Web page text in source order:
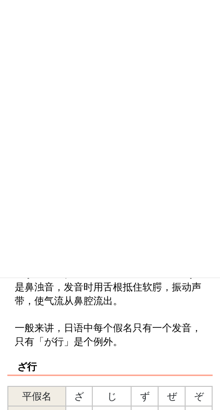
是鼻浊音，发音时用舌根抵住软腭，振动声
带，使气流从鼻腔流出。
一般来讲，日语中每个假名只有一个发音，
只有「が行」是个例外。
ざ行
平假名 ざ じ ず ぜ
ぞ